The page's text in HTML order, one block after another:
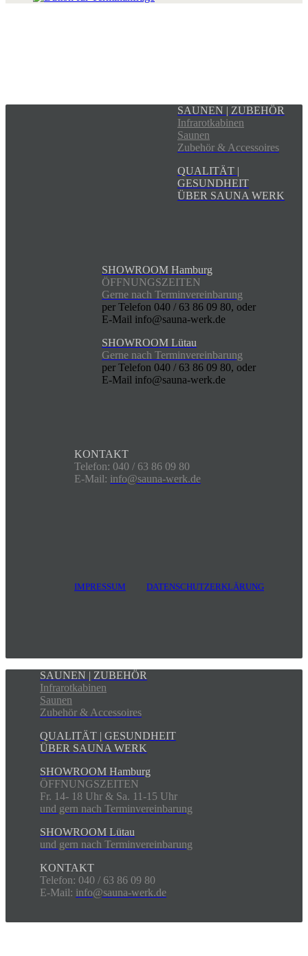
SAUNEN | ZUBEHÖR
Infrarotkabinen
Saunen
Zubehör & Accessoires
QUALITÄT |
GESUNDHEIT
ÜBER SAUNA WERK
SHOWROOM Hamburg
ÖFFNUNGSZEITEN
Gerne nach Terminvereinbarung
per Telefon 040 / 63 86 09 80, oder
E-Mail info@sauna-werk.de
SHOWROOM Lütau
Gerne nach Terminvereinbarung
per Telefon 040 / 63 86 09 80, oder
E-Mail info@sauna-werk.de
KONTAKT
Telefon: 040 / 63 86 09 80
E-Mail: info@sauna-werk.de
IMPRESSUM DATENSCHUTZERKLÄRUNG
SAUNEN | ZUBEHÖR
Infrarotkabinen
Saunen
Zubehör & Accessoires
QUALITÄT | GESUNDHEIT
ÜBER SAUNA WERK
SHOWROOM Hamburg
ÖFFNUNGSZEITEN
Fr. 14- 18 Uhr & Sa. 11-15 Uhr
und gern nach Terminvereinbarung
SHOWROOM Lütau
und gern nach Terminvereinbarung
KONTAKT
Telefon: 040 / 63 86 09 80
E-Mail: info@sauna-werk.de